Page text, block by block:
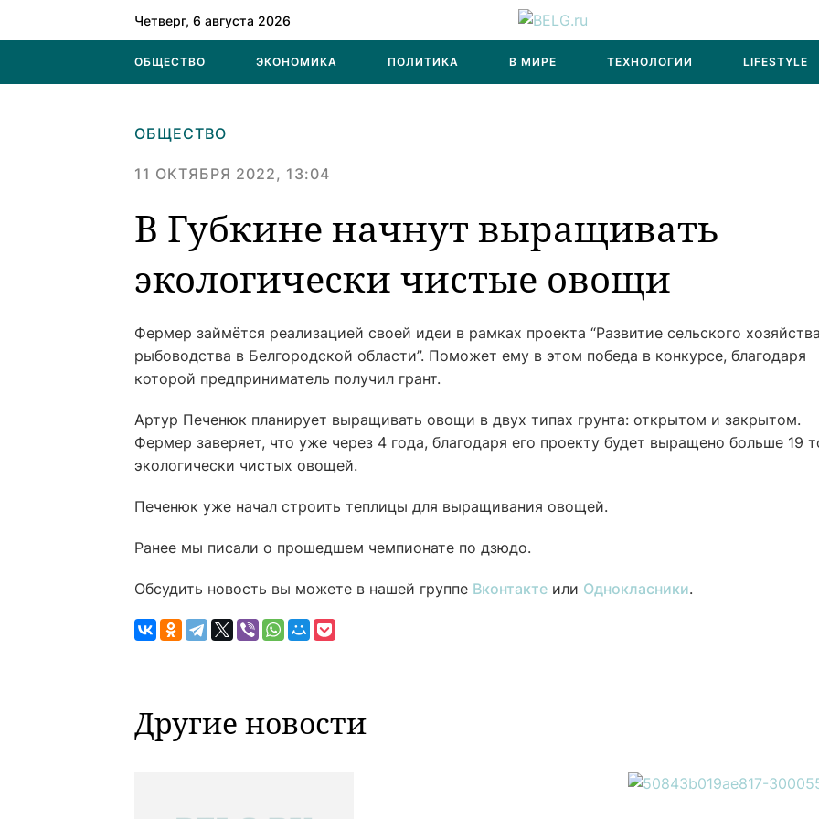
Четверг, 6 августа 2026
ОБЩЕСТВО ЭКОНОМИКА ПОЛИТИКА В МИРЕ ТЕХНОЛОГИИ LIFESTYLE
ОБЩЕСТВО
11 ОКТЯБРЯ 2022, 13:04
В Губкине начнут выращивать
экологически чистые овощи
Фермер займётся реализацией своей идеи в рамках проекта “Развитие сельского
рыбоводства в Белгородской области”. Поможет ему в этом победа в конкурсе, благодаря
которой предприниматель получил грант.
Артур Печенюк планирует выращивать овощи в двух типах грунта: открытом и закрытом.
Фермер заверяет, что уже через 4 года, благодаря его проекту будет выращено больше 19
экологически чистых овощей.
Печенюк уже начал строить теплицы для выращивания овощей.
Ранее мы писали о прошедшем чемпионате по дзюдо.
Обсудить новость вы можете в нашей группе Вконтакте или Однокласники.
Другие новости